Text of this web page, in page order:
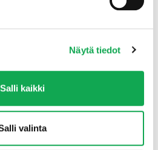
Näytä tiedot
Salli kaikki
valinta